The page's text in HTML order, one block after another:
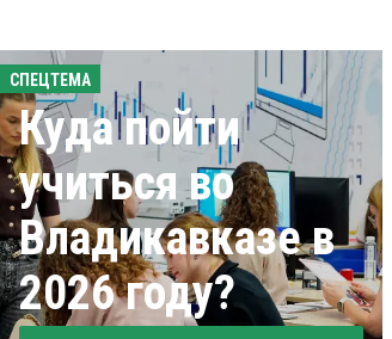
СПЕЦТЕМА
Куда пойти
учиться во
Владикавказе в
2026 году?